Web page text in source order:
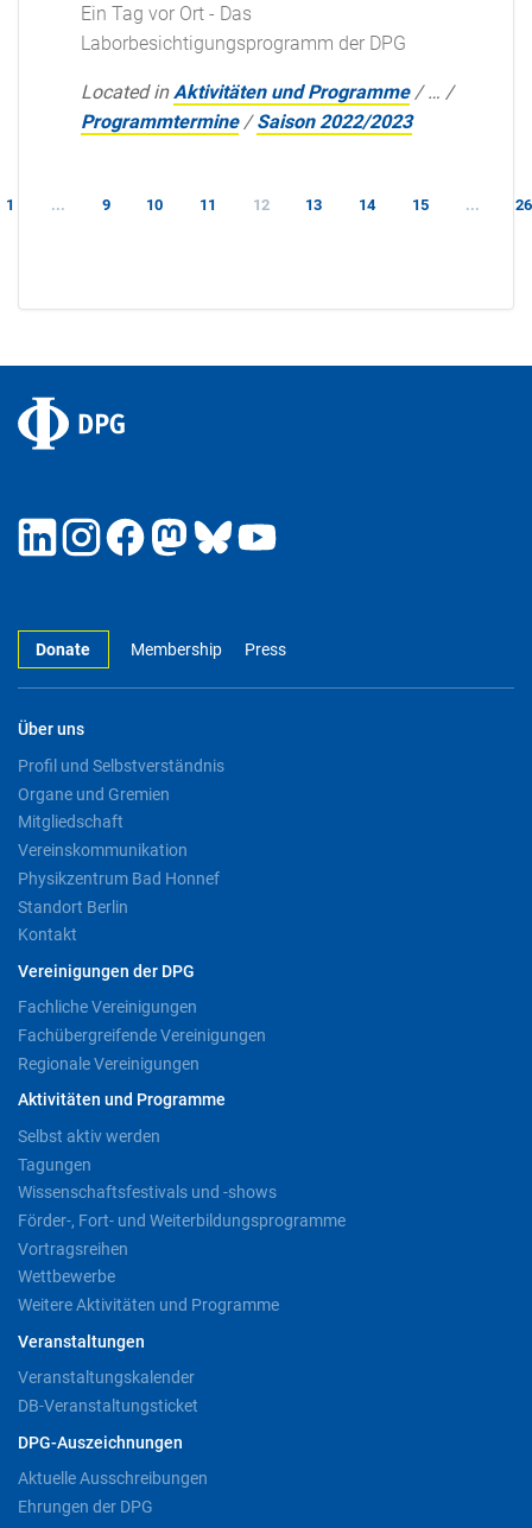
Ein Tag vor Ort - Das
Laborbesichtigungsprogramm der DPG
Located in Aktivitäten und Programme /… /
Programmtermine /Saison 2022/2023
1 ... 9 10 11 12 13 14 15 ... 26
Donate Membership Press
Über uns
Profil und Selbstverständnis
Organe und Gremien
Mitgliedschaft
Vereinskommunikation
Physikzentrum Bad Honnef
Standort Berlin
Kontakt
Vereinigungen der DPG
Fachliche Vereinigungen
Fachübergreifende Vereinigungen
Regionale Vereinigungen
Aktivitäten und Programme
Selbst aktiv werden
Tagungen
Wissenschaftsfestivals und -shows
Förder-, Fort- und Weiterbildungsprogramme
Vortragsreihen
Wettbewerbe
Weitere Aktivitäten und Programme
Veranstaltungen
Veranstaltungskalender
DB-Veranstaltungsticket
DPG-Auszeichnungen
Aktuelle Ausschreibungen
Ehrungen der DPG